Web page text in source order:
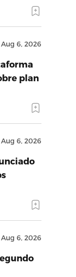
Aug 6, 2026
plan
Aug 6, 2026
Aug 6, 2026